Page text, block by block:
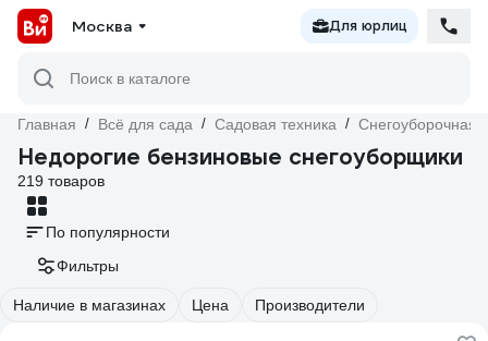
Москва Для юрлиц
Поиск в каталоге
Главная / Всё для сада / Садовая техника / Снегоуборочная
Недорогие бензиновые снегоуборщики
219 товаров
По популярности
Фильтры
Наличие в магазинах Цена Производители